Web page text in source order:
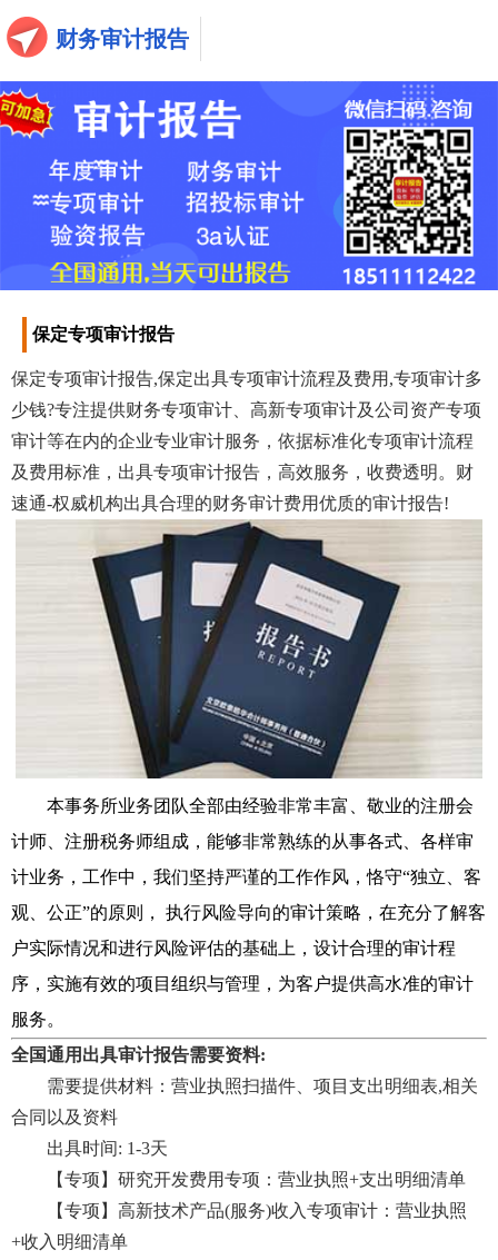
财务审计报告
保定专项审计报告
保定专项审计报告,保定出具专项审计流程及费用,专项审计多
少钱?专注提供财务专项审计、高新专项审计及公司资产专项
审计等在内的企业专业审计服务，依据标准化专项审计流程
及费用标准，出具专项审计报告，高效服务，收费透明。财
速通-权威机构出具合理的财务审计费用优质的审计报告!
本事务所业务团队全部由经验非常丰富、敬业的注册会
计师、注册税务师组成，能够非常熟练的从事各式、各样审
计业务，工作中，我们坚持严谨的工作作风，恪守“独立、客
观、公正”的原则， 执行风险导向的审计策略，在充分了解客
户实际情况和进行风险评估的基础上，设计合理的审计程
序，实施有效的项目组织与管理，为客户提供高水准的审计
服务。
全国通用出具审计报告需要资料:
需要提供材料：营业执照扫描件、项目支出明细表,相关
合同以及资料
出具时间: 1-3天
【专项】研究开发费用专项：营业执照+支出明细清单
【专项】高新技术产品(服务)收入专项审计：营业执照
+收入明细清单